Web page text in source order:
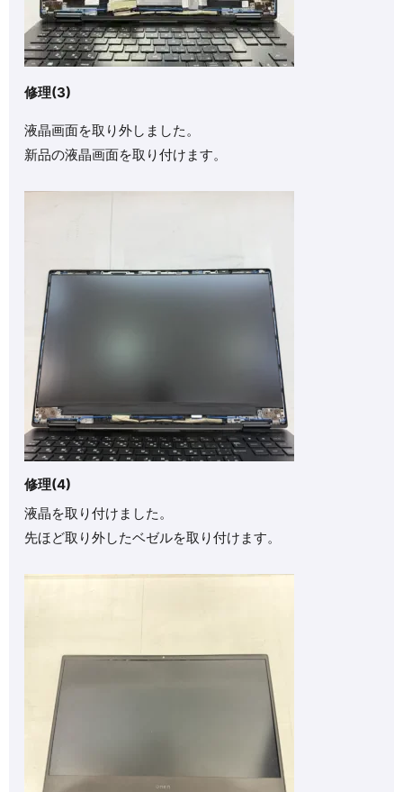
修理(3)
液晶画面を取り外しました。
新品の液晶画面を取り付けます。
修理(4)
液晶を取り付けました。
先ほど取り外したベゼルを取り付けます。